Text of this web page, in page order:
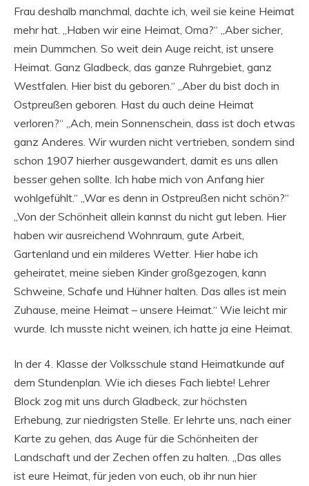
Frau deshalb manchmal, dachte ich, weil sie keine Heimat
mehr hat. „Haben wir eine Heimat, Oma?“ „Aber sicher,
mein Dummchen. So weit dein Auge reicht, ist unsere
Heimat. Ganz Gladbeck, das ganze Ruhrgebiet, ganz
Westfalen. Hier bist du geboren.“ „Aber du bist doch in
Ostpreußen geboren. Hast du auch deine Heimat
verloren?“ „Ach, mein Sonnenschein, dass ist doch etwas
ganz Anderes. Wir wurden nicht vertrieben, sondern sind
schon 1907 hierher ausgewandert, damit es uns allen
besser gehen sollte. Ich habe mich von Anfang hier
wohlgefühlt.“ „War es denn in Ostpreußen nicht schön?“
„Von der Schönheit allein kannst du nicht gut leben. Hier
haben wir ausreichend Wohnraum, gute Arbeit,
Gartenland und ein milderes Wetter. Hier habe ich
geheiratet, meine sieben Kinder großgezogen, kann
Schweine, Schafe und Hühner halten. Das alles ist mein
Zuhause, meine Heimat – unsere Heimat.“ Wie leicht mir
wurde. Ich musste nicht weinen, ich hatte ja eine Heimat.
In der 4. Klasse der Volksschule stand Heimatkunde auf
dem Stundenplan. Wie ich dieses Fach liebte! Lehrer
Block zog mit uns durch Gladbeck, zur höchsten
Erhebung, zur niedrigsten Stelle. Er lehrte uns, nach einer
Karte zu gehen, das Auge für die Schönheiten der
Landschaft und der Zechen offen zu halten. „Das alles
ist eure Heimat, für jeden von euch, ob ihr nun hier